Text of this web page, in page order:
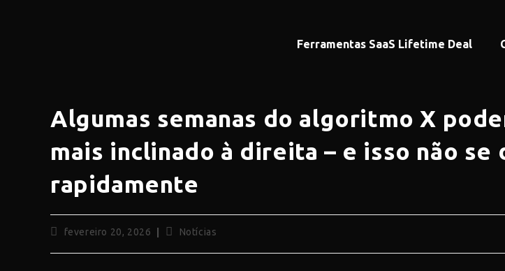
Ferramentas SaaS Lifetime Deal
Algumas semanas do algoritmo X
mais inclinado à direita – e isso não se
rapidamente
fevereiro 20, 2026 Notícias